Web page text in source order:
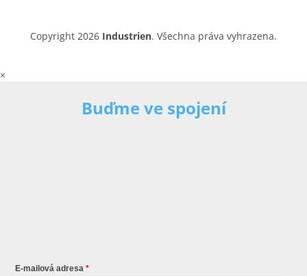
Copyright 2026 Industrien. Všechna práva vyhrazena.
×
Buďme ve spojení
E-mailová adresa